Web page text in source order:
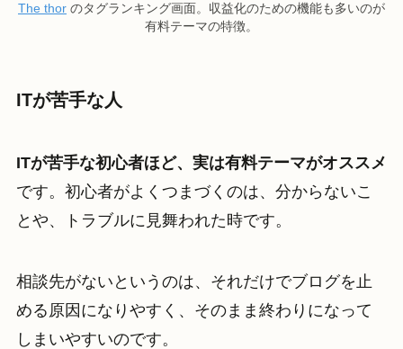
The thor のタグランキング画面。収益化のための機能も多いのが
有料テーマの特徴。
ITが苦手な人
ITが苦手な初心者ほど、実は有料テーマがオススメ
です。初心者がよくつまづくのは、分からないこ
とや、トラブルに見舞われた時です。
相談先がないというのは、それだけでブログを止
める原因になりやすく、そのまま終わりになって
しまいやすいのです。